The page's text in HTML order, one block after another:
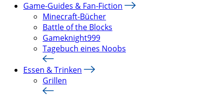
Game-Guides & Fan-Fiction
Minecraft-Bücher
Battle of the Blocks
Gameknight999
Tagebuch eines Noobs
Essen & Trinken
Grillen